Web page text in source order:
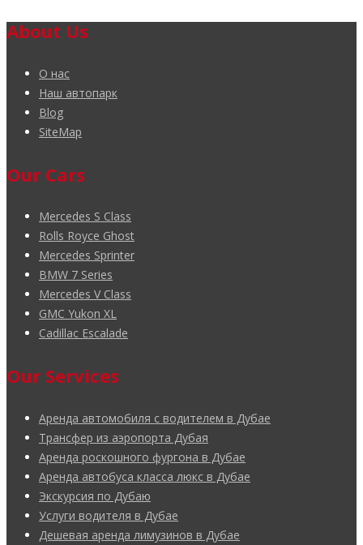
About Us
О нас
Наш автопарк
Blog
SiteMap
Our Cars
Mercedes S Class
Rolls Royce Ghost
Mercedes Sprinter
BMW 7 Series
Mercedes V Class
GMC Yukon XL
Cadillac Escalade
Our Services
Аренда автомобиля с водителем в Дубае
Трансфер из аэропорта Дубая
Аренда роскошного фургона в Дубае
Аренда автобуса класса люкс в Дубае
Экскурсия по Дубаю
Услуги водителя в Дубае
Дешевая аренда лимузинов в Дубае